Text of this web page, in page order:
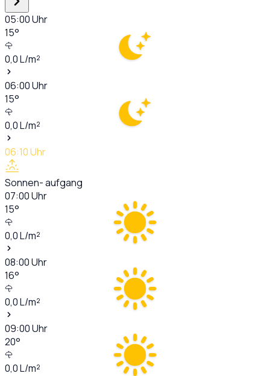
05:00Uhr
15°
0,0L/m²
06:00Uhr
15°
0,0L/m²
06:10Uhr
Sonnen- aufgang
07:00Uhr
15°
0,0L/m²
08:00Uhr
16°
0,0L/m²
09:00Uhr
20°
0,0L/m²